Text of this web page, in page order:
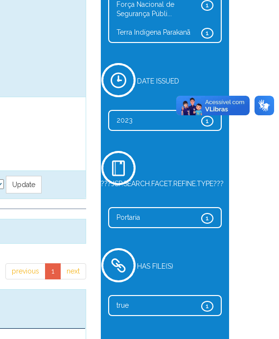
previous 1 next
1
Força Nacional de
Segurança Públi...
1
Terra Indígena Parakanã
DATE ISSUED
1
2023
???JSP.SEARCH.FACET.REFINE.TYPE???
1
Portaria
HAS FILE(S)
1
true